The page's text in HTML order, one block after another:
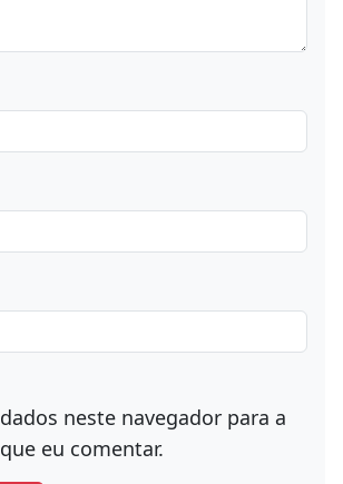
neste navegador para a
eu comentar.